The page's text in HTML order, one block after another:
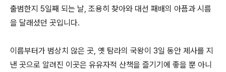
출범한지 5일째 되는 날, 조용히 찾아와 대선 패배의 아픔과 시름
을 달래셨던 곳입니다.
이름부터가 범상치 않은 곳, 옛 탐라의 국왕이 3일 동안 제사를 지
낸 곳으로 알려진 이곳은 유유자적 산책을 즐기기에 좋을 뿐 아니